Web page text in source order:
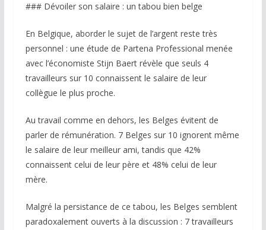
### Dévoiler son salaire : un tabou bien belge
En Belgique, aborder le sujet de l’argent reste très
personnel : une étude de Partena Professional menée
avec l’économiste Stijn Baert révèle que seuls 4
travailleurs sur 10 connaissent le salaire de leur
collègue le plus proche.
Au travail comme en dehors, les Belges évitent de
parler de rémunération. 7 Belges sur 10 ignorent même
le salaire de leur meilleur ami, tandis que 42%
connaissent celui de leur père et 48% celui de leur
mère.
Malgré la persistance de ce tabou, les Belges semblent
paradoxalement ouverts à la discussion : 7 travailleurs